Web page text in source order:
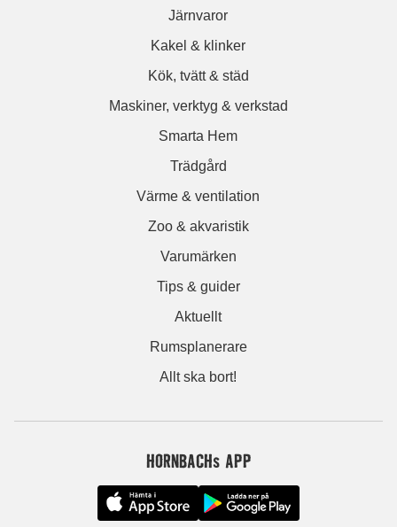
Järnvaror
Kakel & klinker
Kök, tvätt & städ
Maskiner, verktyg & verkstad
Smarta Hem
Trädgård
Värme & ventilation
Zoo & akvaristik
Varumärken
Tips & guider
Aktuellt
Rumsplanerare
Allt ska bort!
HORNBACHs APP